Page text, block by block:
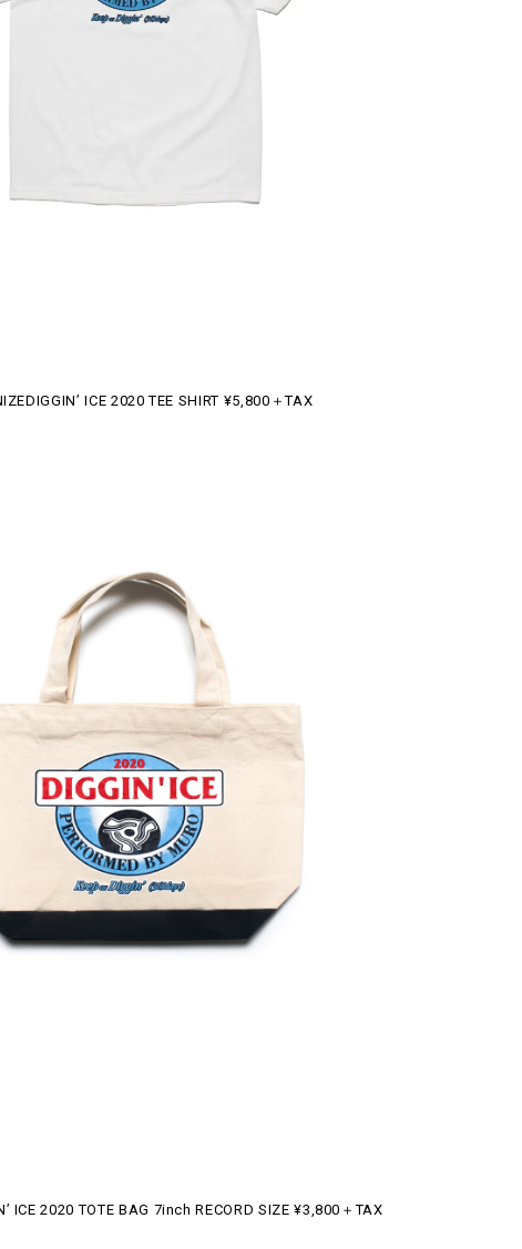
ICE 2020 TEE SHIRT ¥5,800＋TAX
ICE 2020 TOTE BAG 7inch RECORD SIZE ¥3,800＋TAX